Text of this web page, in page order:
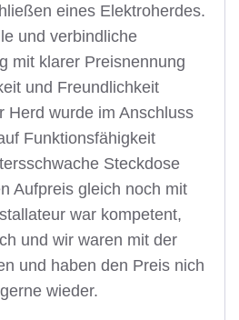
eines Elektroherdes.
und verbindliche
mit klarer Preisnennung
und Freundlichkeit
Herd wurde im Anschluss
Funktionsfähigkeit
Steckdose
Aufpreis gleich noch mit
war kompetent,
und wir waren mit der
und haben den Preis nich
wieder.